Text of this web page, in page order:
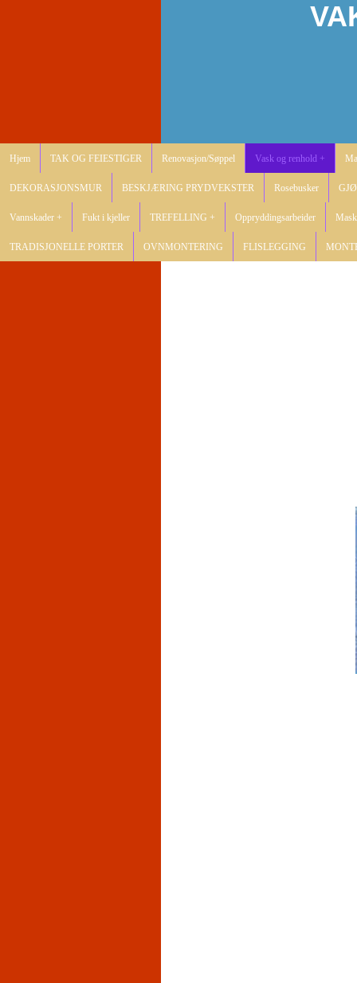
Hjem TAK OG FEIESTIGER Renovasjon/Søppel Vask og renhold +
DEKORASJONSMUR BESKJÆRING PRYDVEKSTER Rosebusker
Vannskader + Fukt i kjeller TREFELLING + Oppryddingsarbeider
TRADISJONELLE PORTER OVNMONTERING FLISLEGGING